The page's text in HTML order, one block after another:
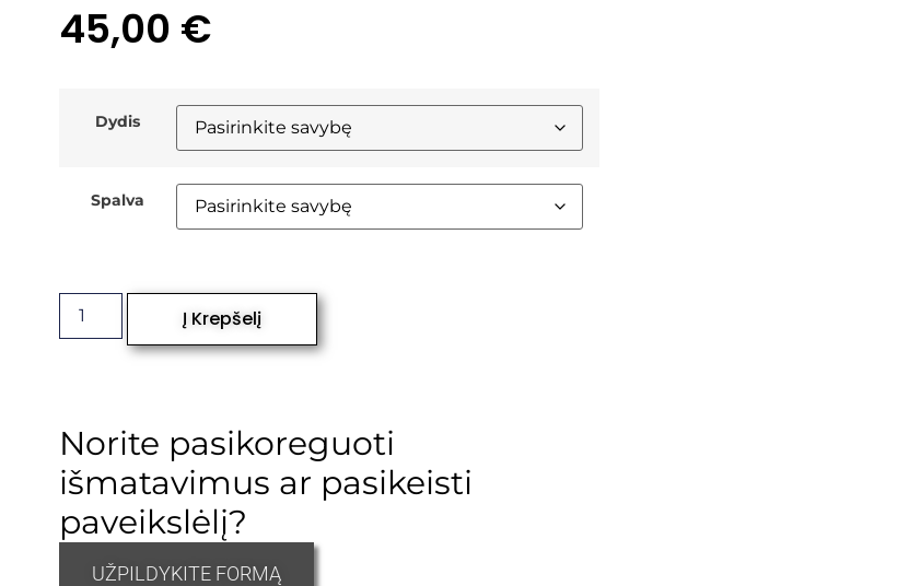
45,00 €
Dydis
Spalva
Į Krepšelį
Norite pasikoreguoti
išmatavimus ar pasikeisti
paveikslėlį?
UŽPILDYKITE FORMĄ